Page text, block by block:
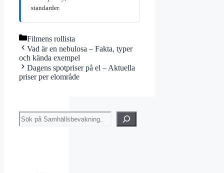
standarder.
Kategorier
Filmens rollista
Vad är en nebulosa – Fakta, typer
och kända exempel
Dagens spotpriser på el – Aktuella
priser per elområde
Sök